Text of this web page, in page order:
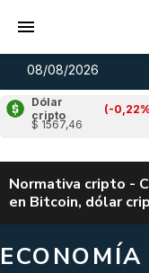
08/08/2026
Dólar
cripto
(-
$ 1567,46
Cardano
(-1,13%)
u$s 0,20
Normativa cripto -
en Bitcoin, dólar